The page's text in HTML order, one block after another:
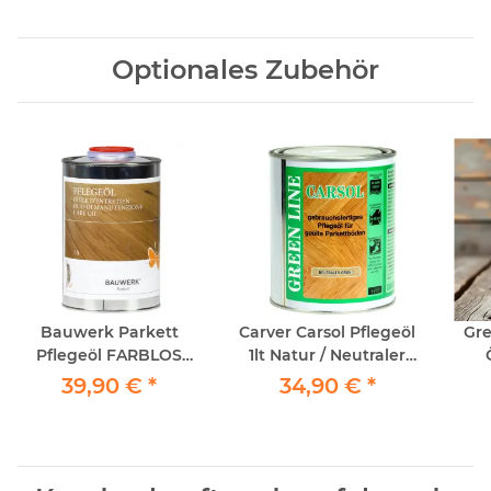
Optionales Zubehör
Bauwerk Parkett
Pflegeöl FARBLOS
1Liter
39,90 € *
Carver Carsol Pflegeöl
1lt Natur / Neutraler
Grund - Pflegeöl für
geöltes Parkett
34,90 € *